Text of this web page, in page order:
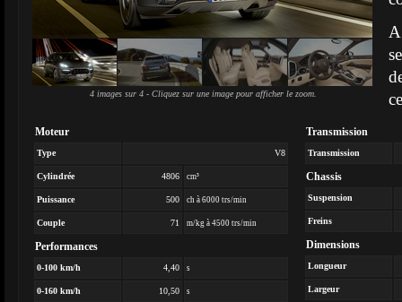
4 images sur 4 - Cliquez sur une image pour afficher le zoom.
Moteur
Type V8
Cylindrée 4806 cm³
Puissance 500 ch à 6000 trs/min
Couple 71 m/kg à 4500 trs/min
Performances
0-100 km/h 4,40 s
0-160 km/h 10,50 s
Transmission
Transmission
Chassis
Suspension
Freins
Dimensions
Longueur
Largeur